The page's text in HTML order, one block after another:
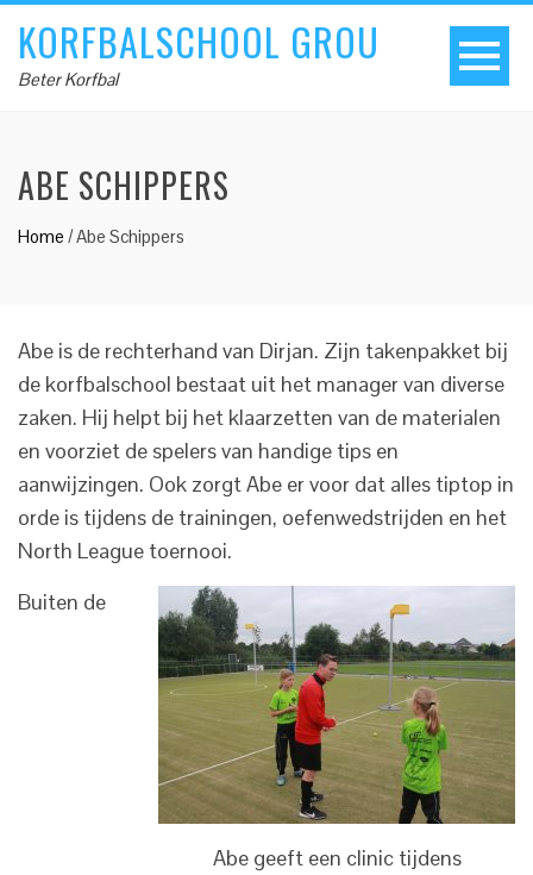
KORFBALSCHOOL GROU
Beter Korfbal
ABE SCHIPPERS
Home /Abe Schippers
Abe is de rechterhand van Dirjan. Zijn takenpakket bij
de korfbalschool bestaat uit het manager van diverse
zaken. Hij helpt bij het klaarzetten van de materialen
en voorziet de spelers van handige tips en
aanwijzingen. Ook zorgt Abe er voor dat alles tiptop in
orde is tijdens de trainingen, oefenwedstrijden en het
North League toernooi.
Abe geeft een clinic tijdens
Buiten de